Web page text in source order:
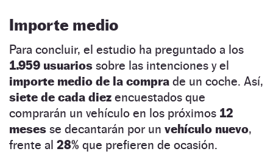
Importe medio
Para concluir, el estudio ha preguntado a los
1.959 usuarios sobre las intenciones y el
importe medio de la compra de un coche. Así,
siete de cada diez encuestados que
comprarán un vehículo en los próximos 12
meses se decantarán por un vehículo nuevo,
frente al 28% que prefieren de ocasión.